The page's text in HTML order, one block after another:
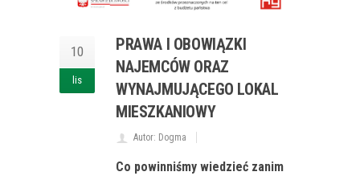
10
lis
PRAWA I OBOWIĄZKI
NAJEMCÓW ORAZ
WYNAJMUJĄCEGO LOKAL
MIESZKANIOWY
Autor: Dogma
Co powinniśmy wiedzieć zanim